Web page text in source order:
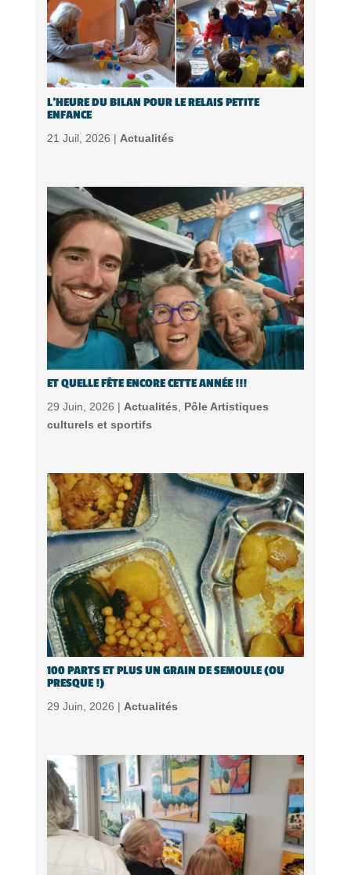
L’HEURE DU BILAN POUR LE RELAIS PETITE
ENFANCE
21 Juil, 2026 | Actualités
ET QUELLE FÊTE ENCORE CETTE ANNÉE !!!
29 Juin, 2026 | Actualités, Pôle Artistiques
culturels et sportifs
100 PARTS ET PLUS UN GRAIN DE SEMOULE (OU
PRESQUE !)
29 Juin, 2026 | Actualités